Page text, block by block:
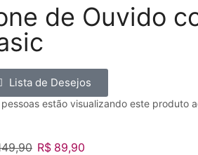
de Ouvido
Lista de Desejos
pessoas estão visualizando este produto
R$ 89,90